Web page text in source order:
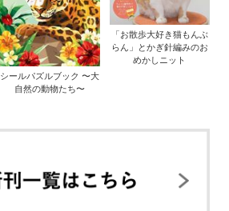
シールパズルブック 〜大
自然の動物たち〜
「お散歩大好き猫もんぶ
らん」とかぎ針編みのお
めかしニット